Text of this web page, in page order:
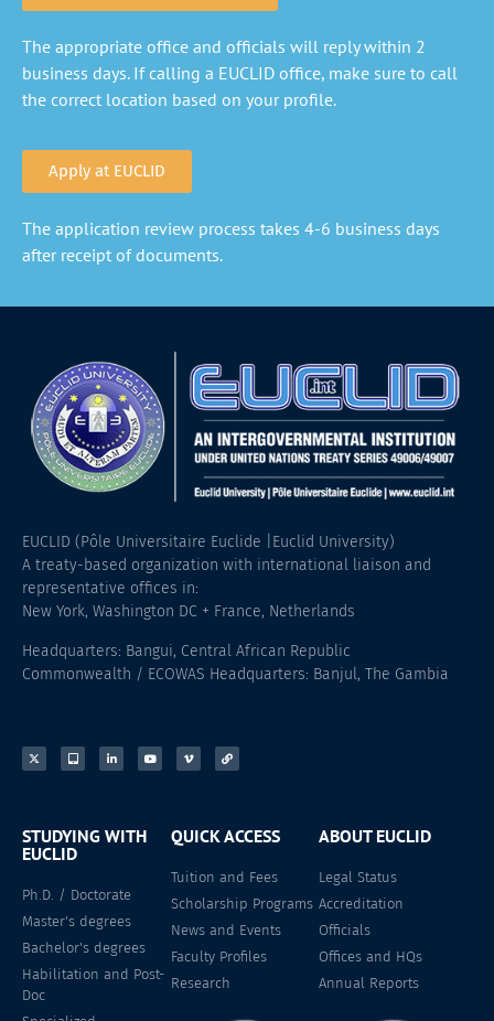
The appropriate office and officials will reply within 2
business days. If calling a EUCLID office, make sure to call
the correct location based on your profile.
Apply at EUCLID
The application review process takes 4-6 business days
after receipt of documents.
EUCLID (Pôle Universitaire Euclide |Euclid University)
A treaty-based organization with international liaison and
representative offices in:
New York, Washington DC + France, Netherlands
Headquarters: Bangui, Central African Republic
Commonwealth / ECOWAS Headquarters: Banjul, The Gambia
STUDYING WITH
EUCLID
Ph.D. / Doctorate
Master's degrees
Bachelor's degrees
Habilitation and Post-
Doc
QUICK ACCESS
Tuition and Fees
Scholarship Programs
News and Events
Faculty Profiles
Research
ABOUT EUCLID
Legal Status
Accreditation
Officials
Offices and HQs
Annual Reports